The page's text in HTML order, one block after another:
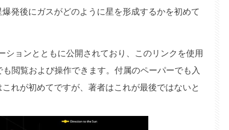
発後にガスがどのように星を形成するかを初めて
ションとともに公開されており、このリンクを使用
閲覧および操作できます。付属のペーパーでも入
れが初めてですが、著者はこれが最後ではないと